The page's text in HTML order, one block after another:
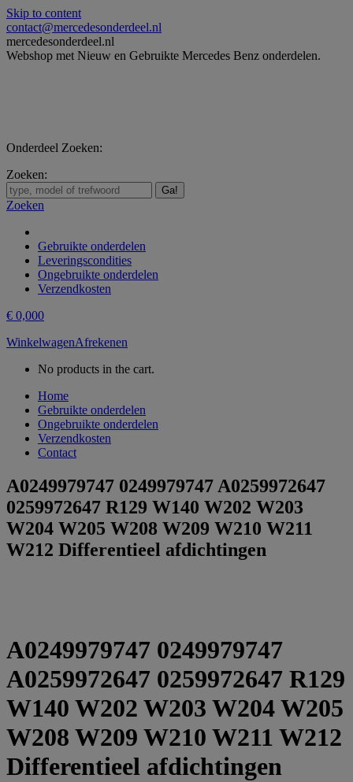
Skip to content
contact@mercedesonderdeel.nl
mercedesonderdeel.nl
Webshop met Nieuw en Gebruikte Mercedes Benz onderdelen.
Onderdeel Zoeken:
Zoeken:
Zoeken
Gebruikte onderdelen
Leveringscondities
Ongebruikte onderdelen
Verzendkosten
€ 0,000
WinkelwagenAfrekenen
No products in the cart.
Home
Gebruikte onderdelen
Ongebruikte onderdelen
Verzendkosten
Contact
A0249979747 0249979747 A0259972647
0259972647 R129 W140 W202 W203
W204 W205 W208 W209 W210 W211
W212 Differentieel afdichtingen
A0249979747 0249979747
A0259972647 0259972647 R129
W140 W202 W203 W204 W205
W208 W209 W210 W211 W212
Differentieel afdichtingen